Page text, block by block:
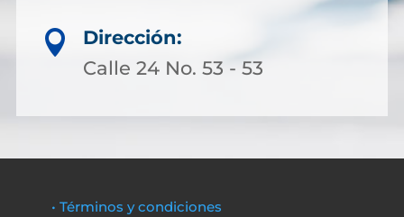

Dirección:
Calle 24 No. 53 - 53
• Términos y condiciones